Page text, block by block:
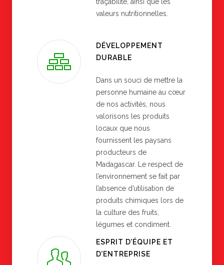
traçabilité, ainsi que les
valeurs nutritionnelles.
DÉVELOPPEMENT
DURABLE
Dans un souci de mettre la
personne humaine au cœur
de nos activités, nous
valorisons les produits
locaux que nous
fournissent les paysans
producteurs de
Madagascar. Le respect de
l’environnement se fait par
l’absence d’utilisation de
produits chimiques lors de
la culture des fruits,
légumes et condiment.
ESPRIT D’ÉQUIPE ET
D’ENTREPRISE